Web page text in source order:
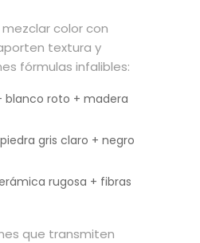
color con
textura y
fórmulas infalibles:
blanco roto + madera
gris claro + negro
rugosa + fibras
que transmiten